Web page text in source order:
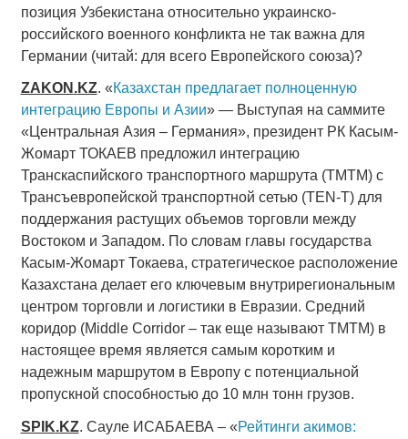
позиция Узбекистана относительно украинско-
российского военного конфликта не так важна для
Германии (читай: для всего Европейского союза)?
ZAKON .KZ. «Казахстан предлагает полноценную
интеграцию Европы и Азии» — Выступая на саммите
«Центральная Азия – Германия», президент РК Касым-
Жомарт ТОКАЕВ предложил интеграцию
Транскаспийского транспортного маршрута (ТМТМ) с
Трансъевропейской транспортной сетью (TEN-T) для
поддержания растущих объемов торговли между
Востоком и Западом. По словам главы государства
Касым-Жомарт Токаева, стратегическое расположение
Казахстана делает его ключевым внутрирегиональным
центром торговли и логистики в Евразии. Средний
коридор (Middle Corridor – так еще называют ТМТМ) в
настоящее время является самым коротким и
надежным маршрутом в Европу с потенциальной
пропускной способностью до 10 млн тонн грузов.
SPIK.KZ. Сауле ИСАБАЕВА – «Рейтинги акимов: